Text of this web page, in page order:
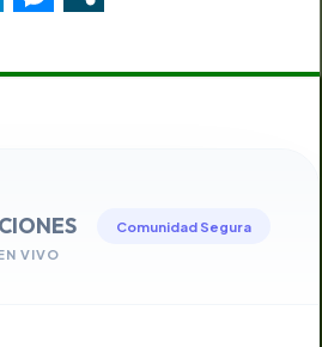
VIVO
Comunidad Segura